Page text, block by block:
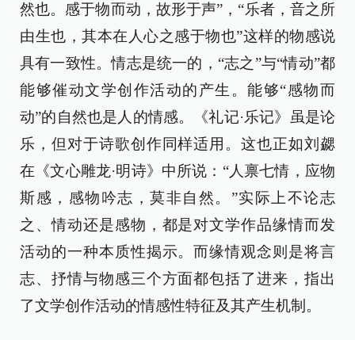
然也。感于物而动，故形于声”，“乐者，音之所
由生也，其本在人心之感于物也”这样的物感说
具有一致性。情志是统一的，“志之”与“情动”都
能够催动文学创作活动的产生。能够“感物而
动”的自然也是人的情感。《礼记·乐记》虽是论
乐，但对于诗歌创作同样适用。这也正如刘勰
在《文心雕龙·明诗》中所说：“人禀七情，应物
斯感，感物吟志，莫非自然。”实际上不论志
之、情动还是感物，都是对文学作品缘情而发
活动的一种本质性揭示。而缘情观念则是将言
志、抒情与物感三个方面都包括了进来，指出
了文学创作活动的情感性特征及其产生机制。